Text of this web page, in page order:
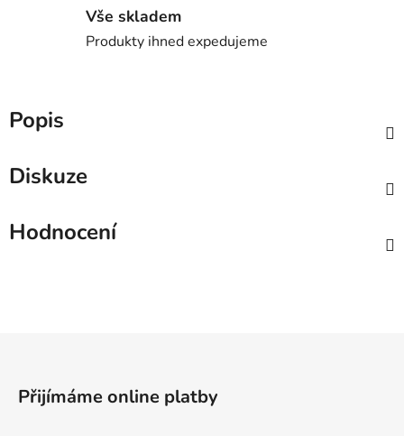
Vše skladem
Produkty ihned expedujeme
Popis
Diskuze
Hodnocení
Přijímáme online platby